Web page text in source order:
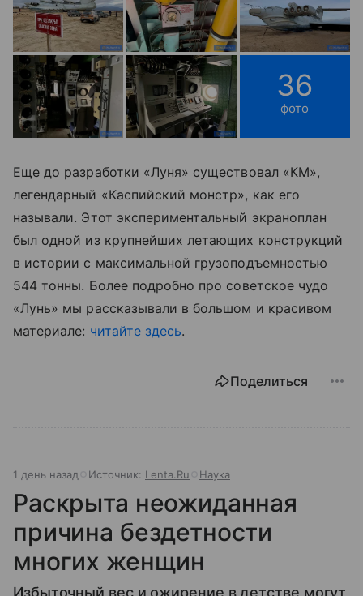
36
фото
Еще до разработки «Луня» существовал «КМ»,
легендарный «Каспийский монстр», как его
называли. Этот экспериментальный экраноплан
был одной из крупнейших летающих конструкций
в истории с максимальной грузоподъемностью
544 тонны. Более подробно про советское чудо
«Лунь» мы рассказывали в большом и красивом
материале: читайте здесь.
Поделиться
1 день назад Источник: Lenta.Ru Наука
Раскрыта неожиданная
причина бездетности
многих женщин
Избыточный вес и ожирение в детстве могут